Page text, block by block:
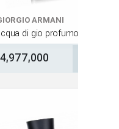
GIORGIO ARMANI
acqua di gio profumo
54,977,000
emporio armani stronger with you tobacco